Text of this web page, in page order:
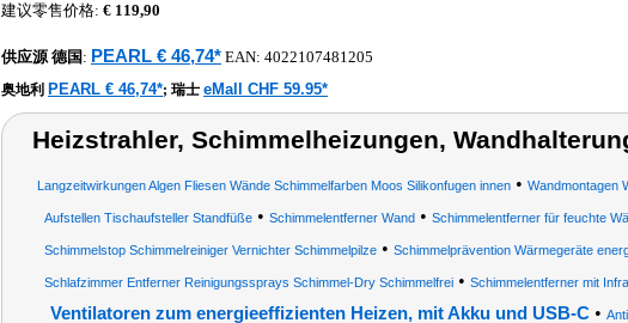
建议零售价格: € 119,90
供应源 德国 : PEARL € 46,74* EAN: 4022107481205
奥地利 PEARL € 46,74*; 瑞士 eMall CHF 59.95*
Heizstrahler, Schimmelheizungen,
Langzeitwirkungen Algen Fliesen Wände Schimmelfarben Moos Silikonfugen innen• Wandmontagen
Aufstellen Tischaufsteller Standfüße• Schimmelentferner Wand• Schimmelentferner für feuchte
Schimmelstop Schimmelreiniger Vernichter Schimmelpilze• Schimmelprävention Wärmegeräte
Schlafzimmer Entferner Reinigungssprays Schimmel-Dry Schimmelfrei • Schimmelentferner mit
Ventilatoren zum energieeffizienten Heizen, mit Akku und USB-C •